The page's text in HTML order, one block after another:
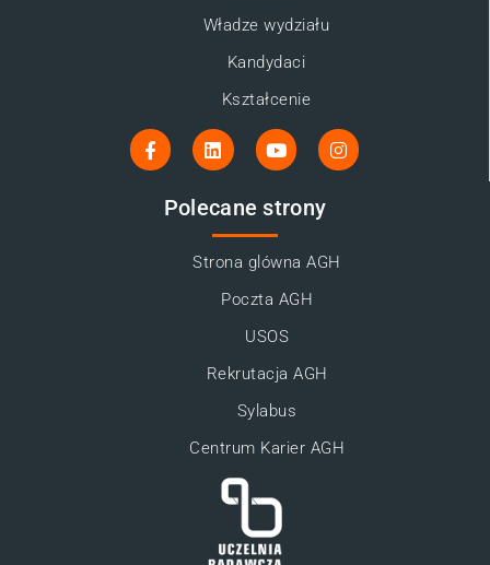
Władze wydziału
Kandydaci
Kształcenie
Polecane strony
Strona glówna AGH
Poczta AGH
USOS
Rekrutacja AGH
Sylabus
Centrum Karier AGH